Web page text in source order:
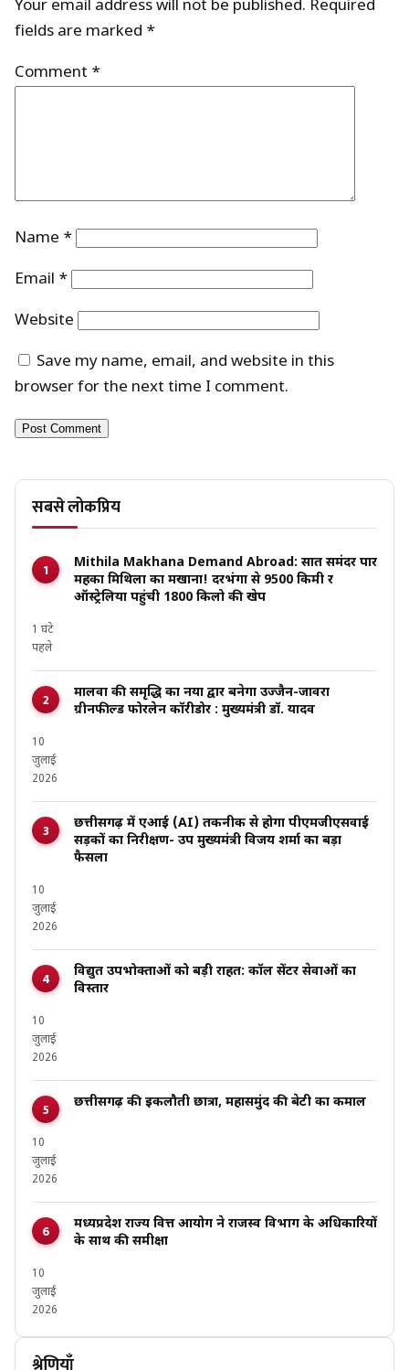
Your email address will not be published. Required
fields are marked *
Comment *
Name *
Email *
Website
Save my name, email, and website in this
browser for the next time I comment.
सबसे लोकप्रिय
Mithila Makhana Demand Abroad: सात समंदर पार
महका मिथिला का मखाना! दरभंगा से 9500 किमी दूर
ऑस्ट्रेलिया पहुंची 1800 किलो की खेप
1 घंटे
पहले
मालवा की समृद्धि का नया द्वार बनेगा उज्जैन-जावरा
ग्रीनफील्ड फोरलेन कॉरीडोर : मुख्यमंत्री डॉ. यादव
10
जुलाई
2026
छत्तीसगढ़ में एआई (AI) तकनीक से होगा पीएमजीएसवाई
सड़कों का निरीक्षण- उप मुख्यमंत्री विजय शर्मा का बड़ा
फैसला
10
जुलाई
2026
विद्युत उपभोक्ताओं को बड़ी राहत: कॉल सेंटर सेवाओं का
विस्तार
10
जुलाई
2026
छत्तीसगढ़ की इकलौती छात्रा, महासमुंद की बेटी का कमाल
10
जुलाई
2026
मध्यप्रदेश राज्य वित्त आयोग ने राजस्व विभाग के अधिकारियों
के साथ की समीक्षा
10
जुलाई
2026